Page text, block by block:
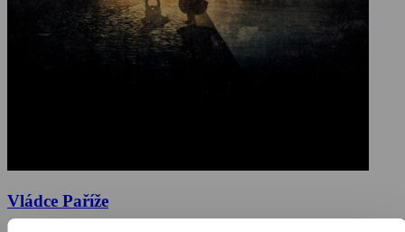
Vládce Paříže